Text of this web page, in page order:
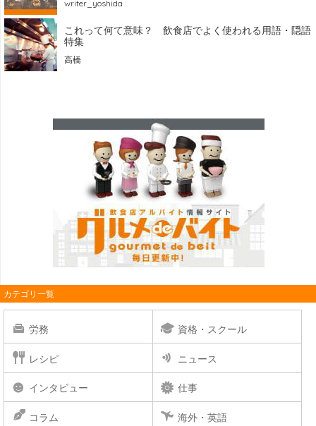
writer_yoshida
これって何て意味？ 飲食店でよく使われる用語・隠語
特集
高橋
カテゴリ一覧
労務 資格・スクール
レシピ ニュース
インタビュー 仕事
コラム 海外・英語